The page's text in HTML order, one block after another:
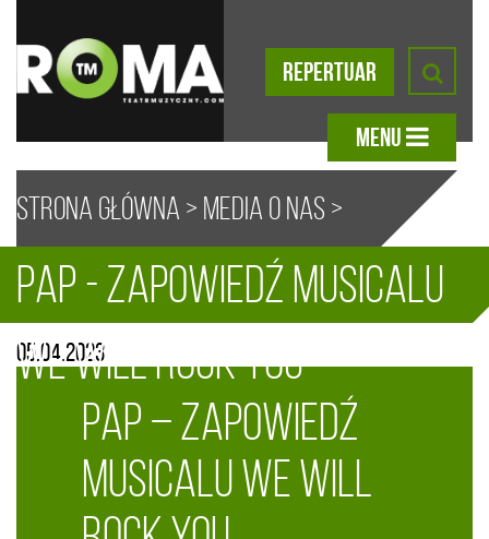
REPERTUAR
MENU
Strona główna > Media o nas >
PAP – zapowiedź musicalu We Will
Rock You
A A
PAP - zapowiedź musicalu
We Will Rock You
05.04.2023
PAP – zapowiedź
musicalu We Will